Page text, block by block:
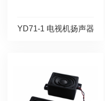
YD71-1 电视机扬声器